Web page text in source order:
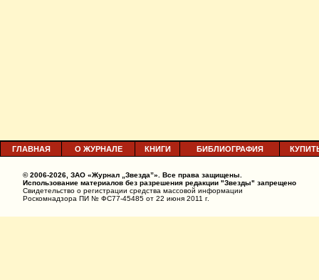
ГЛАВНАЯ О ЖУРНАЛЕ КНИГИ БИБЛИОГРАФИЯ
© 2006-2026, ЗАО «Журнал „Звезда”». Все права защищены.
Использование материалов без разрешения редакции "Звезды" запрещено
Свидетельство о регистрации средства массовой информации
Роскомнадзора ПИ № ФС77-45485 от 22 июня 2011 г.